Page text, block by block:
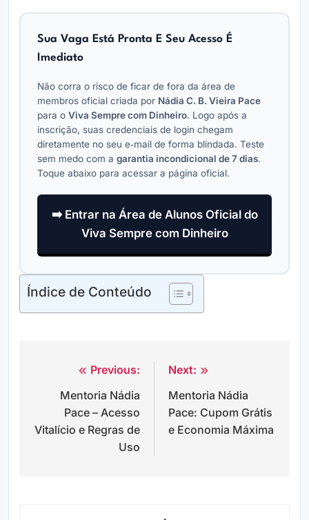
Sua Vaga Está Pronta E Seu Acesso É
Imediato
Não corra o risco de ficar de fora da área de
membros oficial criada por Nádia C. B. Vieira Pace
para o Viva Sempre com Dinheiro. Logo após a
inscrição, suas credenciais de login chegam
diretamente no seu e‑mail de forma blindada. Teste
sem medo com a garantia incondicional de 7 dias.
Toque abaixo para acessar a página oficial.
➡️ Entrar na Área de Alunos Oficial do
Viva Sempre com Dinheiro
Índice de Conteúdo
Navegação
Post
Previous:
Mentoria Nádia
Pace – Acesso
Vitalício e Regras de
Uso
Next:
Mentoria Nádia
Pace: Cupom Grátis
e Economia Máxima